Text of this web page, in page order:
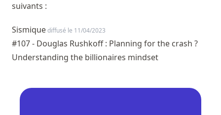
suivants :
Sismiquediffusé le 11/04/2023
#107 - Douglas Rushkoff : Planning for the crash ?
Understanding the billionaires mindset